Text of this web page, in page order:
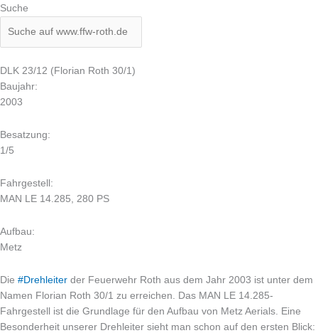
Suche
DLK 23/12 (Florian Roth 30/1)
Baujahr:
2003
Besatzung:
1/5
Fahrgestell:
MAN LE 14.285, 280 PS
Aufbau:
Metz
Die #Drehleiter der Feuerwehr Roth aus dem Jahr 2003 ist unter dem
Namen Florian Roth 30/1 zu erreichen. Das MAN LE 14.285-
Fahrgestell ist die Grundlage für den Aufbau von Metz Aerials. Eine
Besonderheit unserer Drehleiter sieht man schon auf den ersten Blick: